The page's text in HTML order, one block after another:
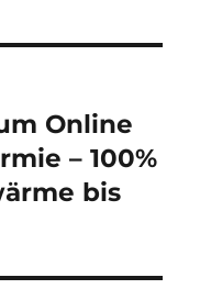
Online
– 100%
bis